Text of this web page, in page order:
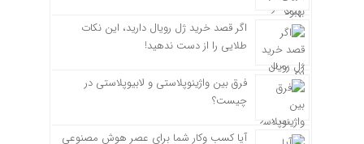
اگر قصد خرید ژل رویال دارید، این نکات
طلایی را از دست ندهید!
فرق بین واژینوپلاستی و لابیوپلاستی در
چیست؟
آیا کسب وکار شما برای عصر هوش مصنوعی